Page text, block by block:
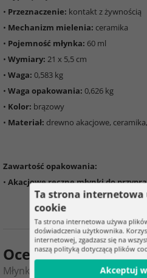
• Przeznaczenie: kontakt z żywnością
• Mechanizm mielenia: ceramika
• Pojemność młynka: 60 ml
• Wymiary: 21 x 5,5 cm
• Waga: 0,583 kg
• Waga opakowania: 0,626 kg
• Kolor: brązowy
• Materiał: drewno akacjowe,
Zawartość opakowania:
• Akacjowe ręczne młynki do
Ocena produktu
Młynki ręczne do przypraw z
Ta strona
cookie
Ta strona internetowa używa
doświadczenia użytkownika.
internetowej, zgadzasz się na
naszą polityką dotyczącą plików
Akceptuj